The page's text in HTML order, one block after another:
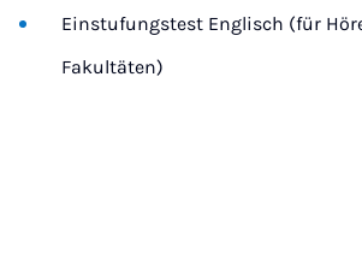
Einstufungstest Englisch (für
Fakultäten)